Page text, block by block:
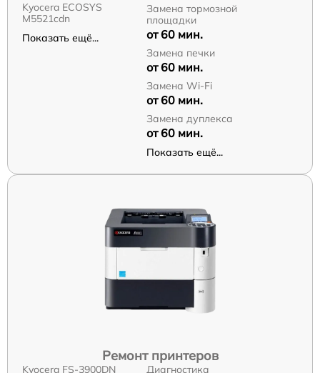
Kyocera ECOSYS
M5521cdn
Показать ещё...
Замена тормозной
площадки
от 60 мин.
Замена печки
от 60 мин.
Замена Wi-Fi
от 60 мин.
Замена дуплекса
от 60 мин.
Показать ещё...
Ремонт принтеров
Kyocera FS-3900DN
Диагностика